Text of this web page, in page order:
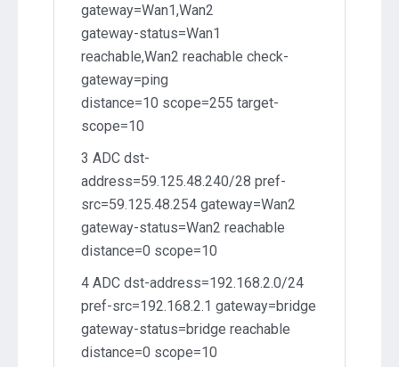
gateway=Wan1,Wan2
gateway-status=Wan1
reachable,Wan2 reachable check-
gateway=ping
distance=10 scope=255 target-
scope=10
3 ADC dst-
address=59.125.48.240/28 pref-
src=59.125.48.254 gateway=Wan2
gateway-status=Wan2 reachable
distance=0 scope=10
4 ADC dst-address=192.168.2.0/24
pref-src=192.168.2.1 gateway=bridge
gateway-status=bridge reachable
distance=0 scope=10